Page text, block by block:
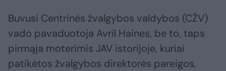
Buvusi Centrinės žvalgybos valdybos (CŽV)
vado pavaduotoja Avril Haines, be to, taps
pirmąja moterimis JAV istorijoje, kuriai
patikėtos žvalgybos direktorės pareigos,